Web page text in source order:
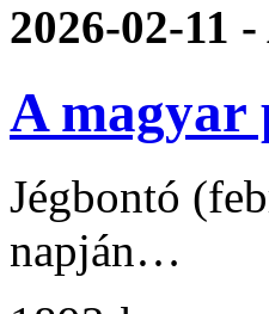
2026-02-11
A magyar
Jégbontó
napján…